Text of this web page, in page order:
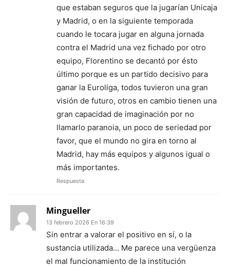
que estaban seguros que la jugarían Unicaja
y Madrid, o en la siguiente temporada
cuando le tocara jugar en alguna jornada
contra el Madrid una vez fichado por otro
equipo, Florentino se decantó por ésto
último porque es un partido decisivo para
ganar la Euroliga, todos tuvieron una gran
visión de futuro, otros en cambio tienen una
gran capacidad de imaginación por no
llamarlo paranoia, un poco de seriedad por
favor, que el mundo no gira en torno al
Madrid, hay más equipos y algunos igual o
más importantes.
Respuesta
Mingueller
13 febrero 2026 En 16:39
Sin entrar a valorar el positivo en sí, o la
sustancia utilizada… Me parece una vergüenza
el mal funcionamiento de la institución